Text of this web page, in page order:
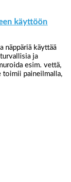
käyttöön
näppäriä käyttää
ja
esim. vettä,
toimii paineilmalla,